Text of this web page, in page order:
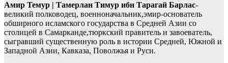
Амир Темур | Тамерлан Тимур ибн Тарагай Барлас-
великий полководец, военноначальник,эмир-основатель
обширного исламского государства в Средней Азии со
столицей в Самарканде,тюркский правитель и завоеватель,
сыгравший существенную роль в истории Средней, Южной и
Западной Азии, Кавказа, Поволжья и Руси.